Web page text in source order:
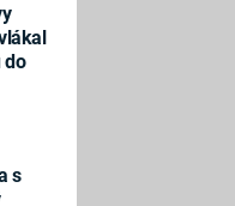
do
s